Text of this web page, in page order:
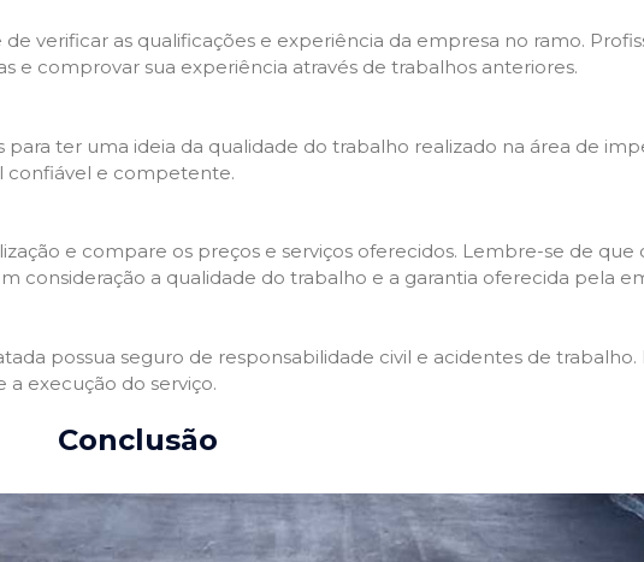
verificar as qualificações e experiência da empresa no ramo.
comprovar sua experiência através de trabalhos anteriores.
ter uma ideia da qualidade do trabalho realizado na área de
confiável e competente.
e compare os preços e serviços oferecidos. Lembre-se de que
consideração a qualidade do trabalho e a garantia oferecida pela
possua seguro de responsabilidade civil e acidentes de trabalho.
a execução do serviço.
Conclusão